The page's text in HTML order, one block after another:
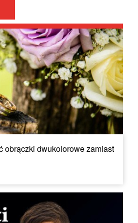
obrączki dwukolorowe zamiast